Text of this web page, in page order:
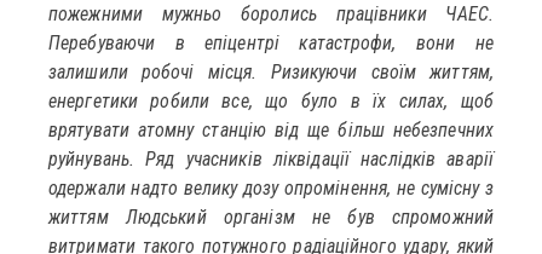
пожежними мужньо боролись працівники ЧАЕС.
Перебуваючи в епіцентрі катастрофи, вони не
залишили робочі місця. Ризикуючи своїм життям,
енергетики робили все, що було в їх силах, щоб
врятувати атомну станцію від ще більш небезпечних
руйнувань. Ряд учасників ліквідації наслідків аварії
одержали надто велику дозу опромінення, не сумісну з
життям Людський організм не був спроможний
витримати такого потужного радіаційного удару, який